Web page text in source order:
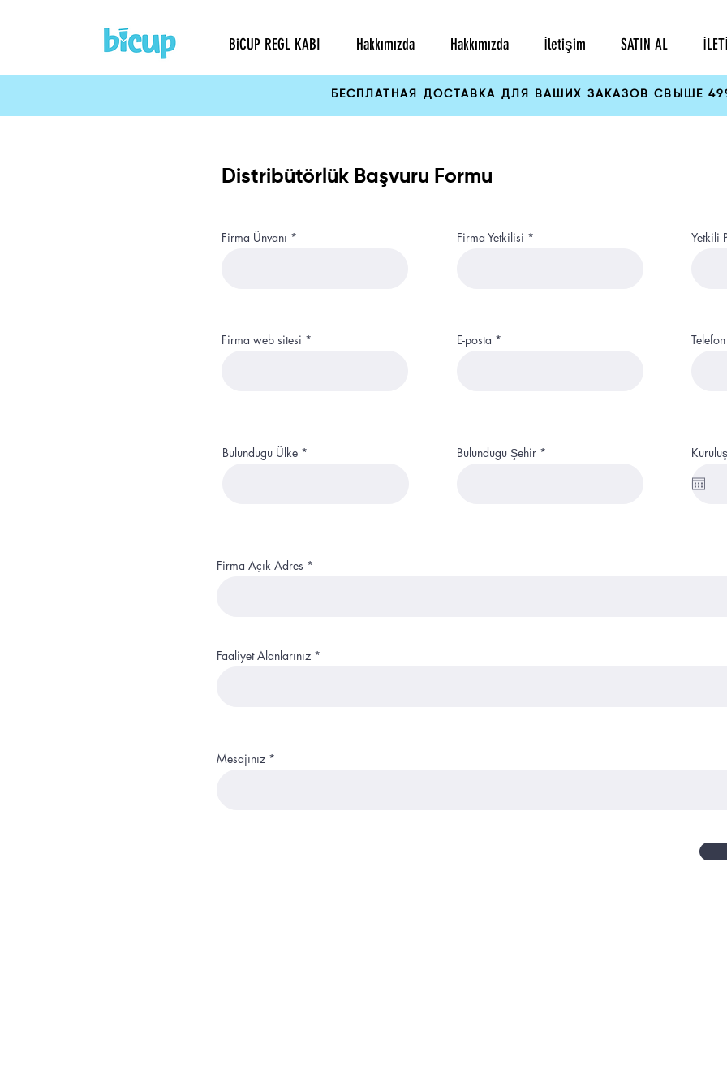
BiCUP REGL KABI Hakkımızda Hakkımızda İletişim SATIN AL
БЕСПЛАТНАЯ ДОСТАВКА ДЛЯ ВАШИХ ЗАКАЗОВ СВЫШЕ
Distribütörlük Başvuru Formu
Firma Ünvanı Firma Yetkilisi Yetkili
Firma web sitesi E-posta Telefon
Bulundugu Ülke Bulundugu Şehir
Firma Açık Adres
Faaliyet Alanlarınız
Mesajınız